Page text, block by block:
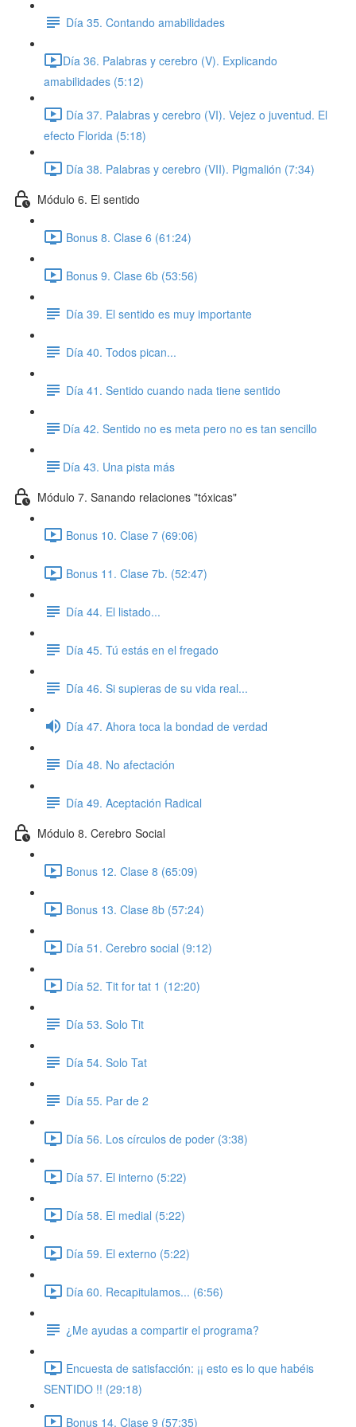
Día 35. Contando amabilidades
​Día 36. Palabras y cerebro (V). Explicando
amabilidades (5:12)
Día 37. Palabras y cerebro (VI). Vejez o juventud. El
efecto Florida (5:18)
Día 38. Palabras y cerebro (VII). Pigmalión (7:34)
Módulo 6. El sentido
Bonus 8. Clase 6 (61:24)
Bonus 9. Clase 6b (53:56)
Día 39. El sentido es muy importante
Día 40. Todos pican...
Día 41. Sentido cuando nada tiene sentido
​Día 42. Sentido no es meta pero no es tan sencillo
​Día 43. Una pista más
Módulo 7. Sanando relaciones "tóxicas"
Bonus 10. Clase 7 (69:06)
Bonus 11. Clase 7b. (52:47)
Día 44. El listado...
Día 45. Tú estás en el fregado
Día 46. Si supieras de su vida real...
Día 47. Ahora toca la bondad de verdad
Día 48. No afectación
Día 49. Aceptación Radical
Módulo 8. Cerebro Social
Bonus 12. Clase 8 (65:09)
Bonus 13. Clase 8b (57:24)
Día 51. Cerebro social (9:12)
Día 52. Tit for tat 1 (12:20)
Día 53. Solo Tit
Día 54. Solo Tat
Día 55. Par de 2
Día 56. Los círculos de poder (3:38)
Día 57. El interno (5:22)
Día 58. El medial (5:22)
Día 59. El externo (5:22)
Día 60. Recapitulamos... (6:56)
¿Me ayudas a compartir el programa?
Encuesta de satisfacción: ¡¡ esto es lo que habéis
SENTIDO !! (29:18)
Bonus 14. Clase 9 (57:35)